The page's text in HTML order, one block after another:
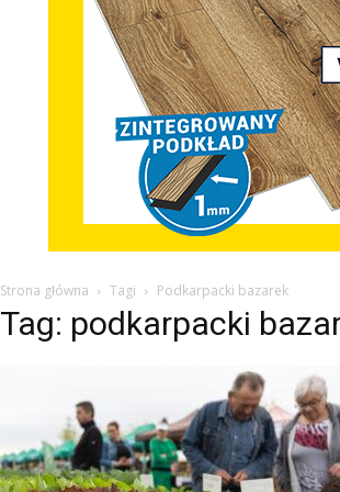
Strona główna Tagi Podkarpacki bazarek
Tag: podkarpacki